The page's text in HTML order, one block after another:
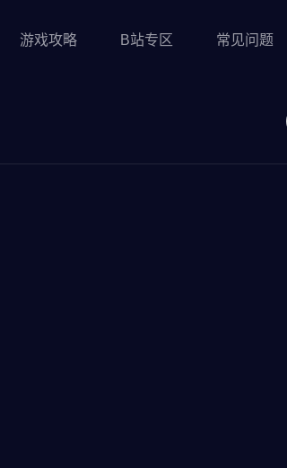
游戏攻略 B站专区 常见问题